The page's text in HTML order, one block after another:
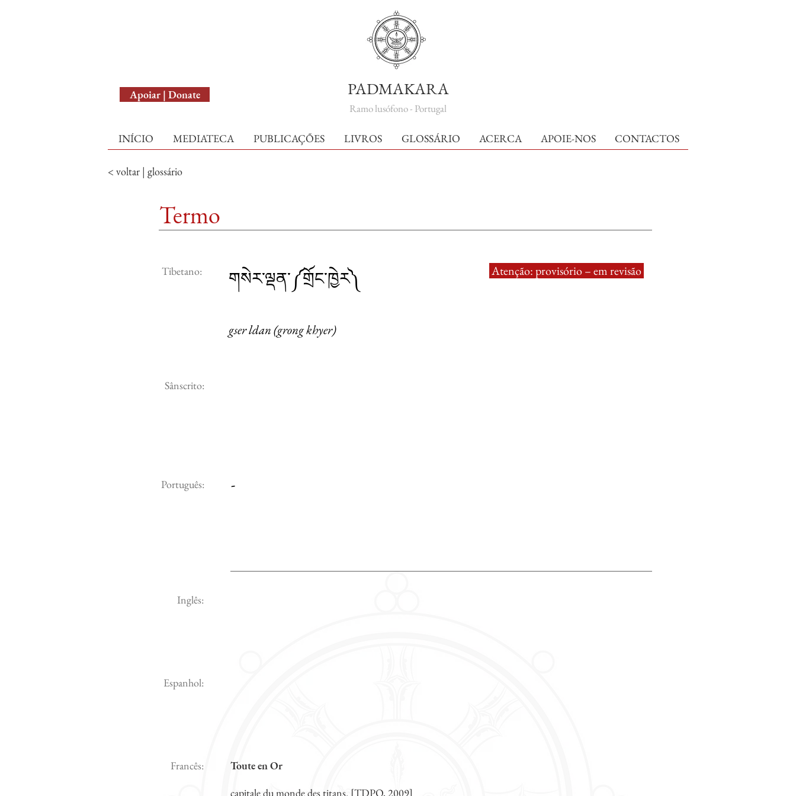
Apoiar | Donate PADMAKARA
Ramo lusófono - Portugal
INÍCIO MEDIATECA PUBLICAÇÕES LIVROS GLOSSÁRIO ACERCA APOIE-NOS CONTACTOS
< voltar | glossário
Termo
Tibetano: གསེར་ལྡན་༼གྲོང་ཁྱེར༽
gser ldan (grong khyer)
Atenção: provisório – em revisão
Sânscrito:
Português: -
Inglês:
Espanhol:
Francês:
Toute en Or
capitale du monde des titans. [TDPQ, 2009]